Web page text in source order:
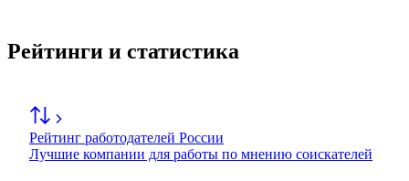
Рейтинги и статистика
Рейтинг работодателей России
Лучшие компании для работы по мнению соискателей